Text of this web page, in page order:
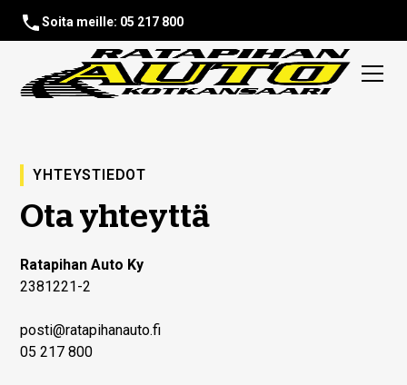
Soita meille: 05 217 800
YHTEYSTIEDOT
Ota yhteyttä
Ratapihan Auto Ky
2381221-2
posti@ratapihanauto.fi
05 217 800